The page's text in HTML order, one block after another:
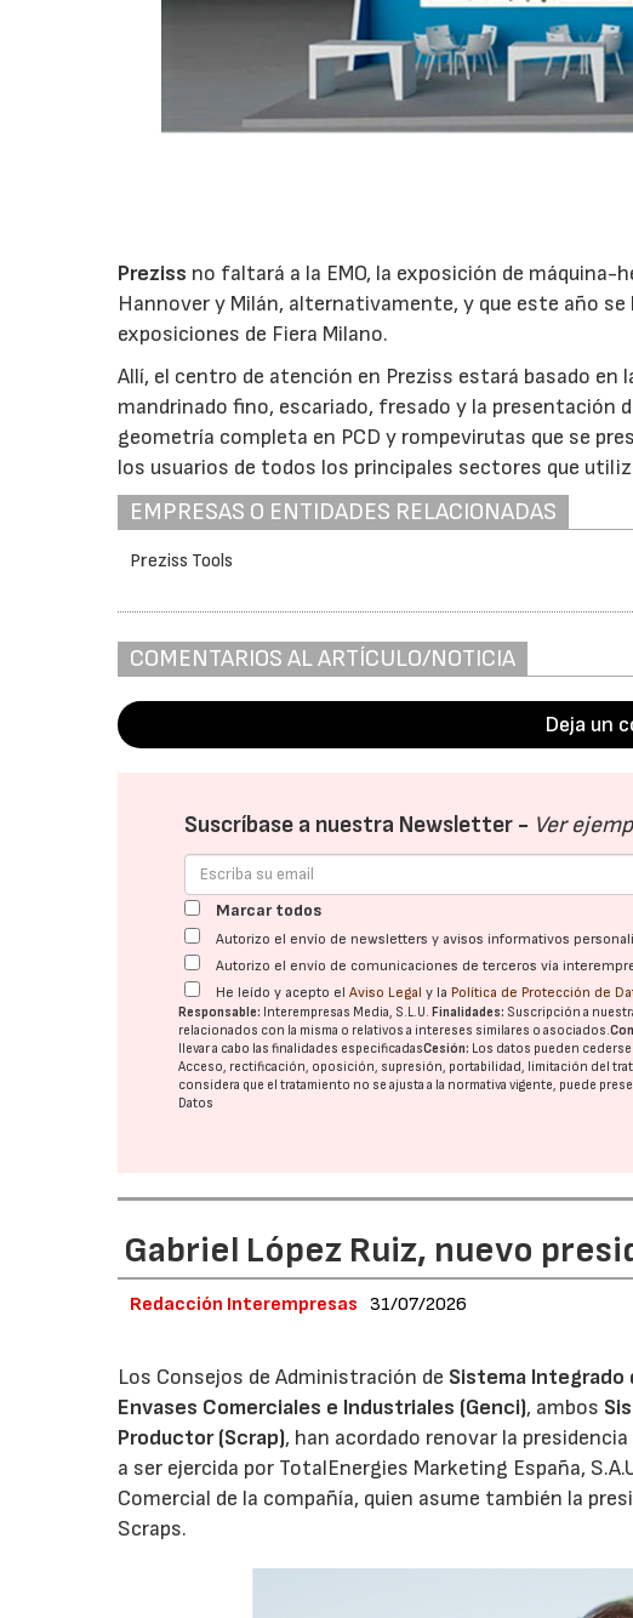
Preziss no faltará a la EMO, la exposición de máquina-
Hannover y Milán, alternativamente, y que este año
exposiciones de Fiera Milano.
Allí, el centro de atención en Preziss estará basado
mandrinado fino, escariado, fresado y la presentación
geometría completa en PCD y rompevirutas que se
los usuarios de todos los principales sectores que
EMPRESAS O ENTIDADES RELACIONADAS
Preziss Tools
COMENTARIOS AL ARTÍCULO/NOTICIA
Deja un
Suscríbase a nuestra Newsletter - Ver
Marcar todos
Autorizo el envío de newsletters y avisos informativos
Autorizo el envío de comunicaciones de terceros vía
He leído y acepto elAviso Legal y la Política de Protección de
Responsable: Interempresas Media, S.L.U.Finalidades: Suscripción a
relacionados con la misma o relativos a intereses similares o asociados.
llevar a cabo las finalidades especificadasCesión: Los datos pueden cederse
Acceso, rectificación, oposición, supresión, portabilidad, limitación del
considera que el tratamiento no se ajusta a la normativa vigente, puede
Datos
Gabriel López Ruiz, nuevo
Redacción Interempresas 31/07/2026
Los Consejos de Administración de Sistema Integrado
Envases Comerciales e Industriales (Genci), ambos
Productor (Scrap), han acordado renovar la
a ser ejercida por TotalEnergies Marketing España,
Comercial de la compañía, quien asume también la
Scraps.